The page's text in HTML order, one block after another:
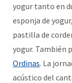
yogur tanto en
esponja de
pastilla de
yogur. También
Ordinas. La
acústico del